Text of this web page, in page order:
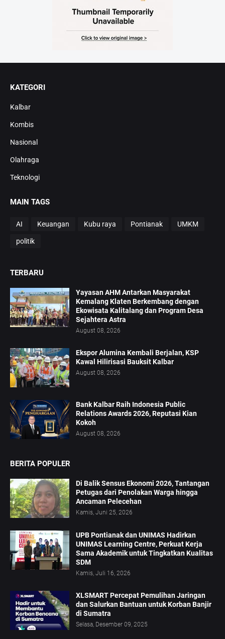
KATEGORI
Kalbar
Kombis
Nasional
Olahraga
Teknologi
MAIN TAGS
AI Keuangan Kubu raya Pontianak UMKM
politik
TERBARU
Yayasan AHM Antarkan Masyarakat
Kemalang Klaten Berkembang dengan
Ekowisata Kalitalang dan Program Desa
Sejahtera Astra
August 08, 2026
Ekspor Alumina Kembali Berjalan, KSP
Kawal Hilirisasi Bauksit Kalbar
August 08, 2026
Bank Kalbar Raih Indonesia Public
Relations Awards 2026, Reputasi Kian
Kokoh
August 08, 2026
BERITA POPULER
Di Balik Sensus Ekonomi 2026, Tantangan
Petugas dari Penolakan Warga hingga
Ancaman Pelecehan
Kamis, Juni 25, 2026
UPB Pontianak dan UNIMAS Hadirkan
UNIMAS Learning Centre, Perkuat Kerja
Sama Akademik untuk Tingkatkan Kualitas
SDM
Kamis, Juli 16, 2026
XLSMART Percepat Pemulihan Jaringan
dan Salurkan Bantuan untuk Korban Banjir
di Sumatra
Selasa, Desember 09, 2025